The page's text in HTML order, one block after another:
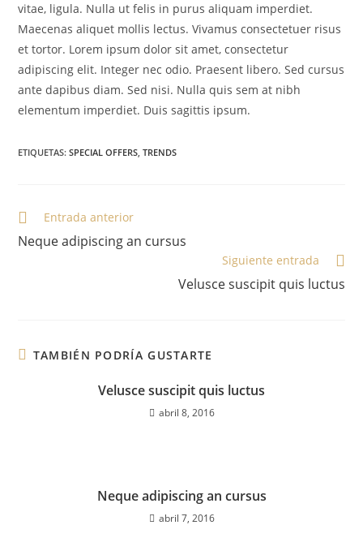
vitae, ligula. Nulla ut felis in purus aliquam imperdiet.
Maecenas aliquet mollis lectus. Vivamus consectetuer risus
et tortor. Lorem ipsum dolor sit amet, consectetur
adipiscing elit. Integer nec odio. Praesent libero. Sed cursus
ante dapibus diam. Sed nisi. Nulla quis sem at nibh
elementum imperdiet. Duis sagittis ipsum.
ETIQUETAS:SPECIAL OFFERS, TRENDS
Entrada anterior
Neque adipiscing an cursus
Siguiente entrada
Velusce suscipit quis luctus
TAMBIÉN PODRÍA GUSTARTE
Velusce suscipit quis luctus
abril 8, 2016
Neque adipiscing an cursus
abril 7, 2016